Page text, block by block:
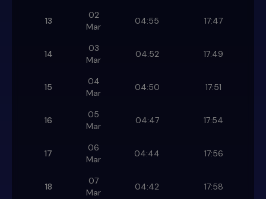
13
02
Mar
04:55 17:47
14
03
Mar
04:52 17:49
15
04
Mar
04:50 17:51
16
05
Mar
04:47 17:54
17
06
Mar
04:44 17:56
18
07
Mar
04:42 17:58